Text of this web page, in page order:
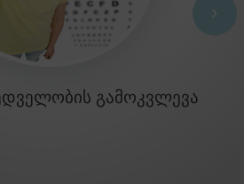
ᲒᲐᲛᲝᲙᲕᲚᲔᲕᲐ